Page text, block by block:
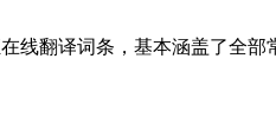
线翻译词条，基本涵盖了全